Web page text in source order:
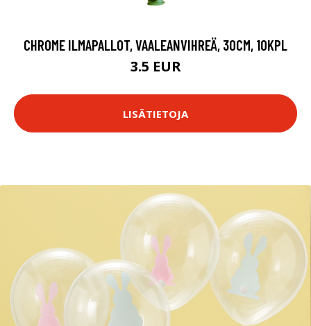
CHROME ILMAPALLOT, VAALEANVIHREÄ, 30CM, 10KPL
3.5 EUR
LISÄTIETOJA